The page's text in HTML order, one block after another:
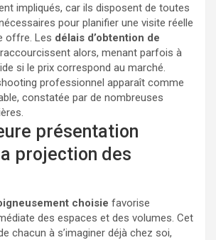
impliqués, car ils disposent de toutes
pour planifier une visite réelle
offre. Les délais d’obtention de
alors, menant parfois à
si le prix correspond au marché.
professionnel apparaît comme
constatée par de nombreuses
présentation
projection des
choisie favorise
des espaces et des volumes. Cet
chacun à s’imaginer déjà chez soi,